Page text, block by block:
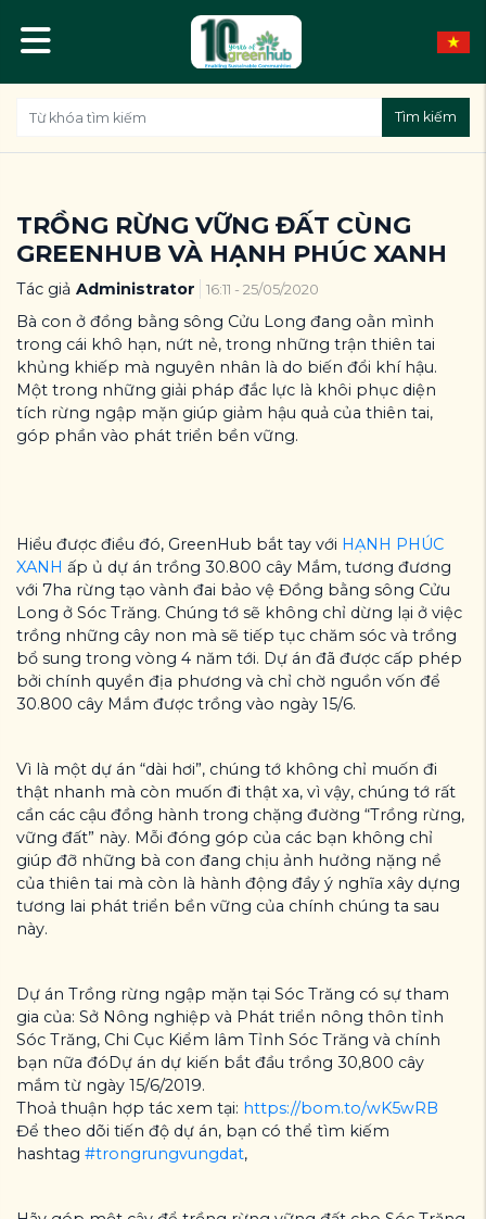
Tìm kiếm
TRỒNG RỪNG VỮNG ĐẤT CÙNG
GREENHUB VÀ HẠNH PHÚC XANH
Tác giả Administrator 16:11 - 25/05/2020
Bà con ở đồng bằng sông Cửu Long đang oằn mình
trong cái khô hạn, nứt nẻ, trong những trận thiên tai
khủng khiếp mà nguyên nhân là do biến đổi khí hậu.
Một trong những giải pháp đắc lực là khôi phục diện
tích rừng ngập mặn giúp giảm hậu quả của thiên tai,
góp phần vào phát triển bền vững.
Hiểu được điều đó, GreenHub bắt tay với HẠNH PHÚC
XANH ấp ủ dự án trồng 30.800 cây Mắm, tương đương
với 7ha rừng tạo vành đai bảo vệ Đồng bằng sông Cửu
Long ở Sóc Trăng. Chúng tớ sẽ không chỉ dừng lại ở việc
trồng những cây non mà sẽ tiếp tục chăm sóc và trồng
bổ sung trong vòng 4 năm tới. Dự án đã được cấp phép
bởi chính quyền địa phương và chỉ chờ nguồn vốn để
30.800 cây Mắm được trồng vào ngày 15/6.
Vì là một dự án “dài hơi”, chúng tớ không chỉ muốn đi
thật nhanh mà còn muốn đi thật xa, vì vậy, chúng tớ rất
cần các cậu đồng hành trong chặng đường “Trồng rừng,
vững đất” này. Mỗi đóng góp của các bạn không chỉ
giúp đỡ những bà con đang chịu ảnh hưởng nặng nề
của thiên tai mà còn là hành động đầy ý nghĩa xây dựng
tương lai phát triển bền vững của chính chúng ta sau
này.
Dự án Trồng rừng ngập mặn tại Sóc Trăng có sự tham
gia của: Sở Nông nghiệp và Phát triển nông thôn tỉnh
Sóc Trăng, Chi Cục Kiểm lâm Tỉnh Sóc Trăng và chính
bạn nữa đóDự án dự kiến bắt đầu trồng 30,800 cây
mắm từ ngày 15/6/2019.
Thoả thuận hợp tác xem tại: https://bom.to/wK5wRB
Để theo dõi tiến độ dự án, bạn có thể tìm kiếm
hashtag #trongrungvungdat,